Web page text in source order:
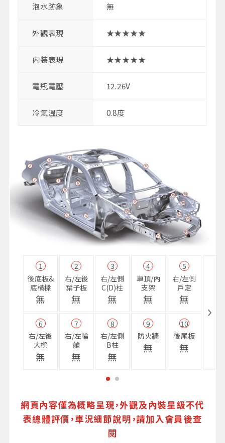
泡水跡象 無
外觀表現 ★★★★★
内装表現 ★★★★★
電瓶電壓 12.26V
冷氣溫度 0.8度
1
後底板&
底橫樑
無
2
右/左後
葉子板
無
3
右/左側
C(D)柱
無
4
車頂/內
支架
無
5
右/左側
戶定
無
6
右/左後
大樑
無
7
右/左輪
艙
無
8
右/左側
B柱
無
9
防火牆
無
10
後尾板
無
網頁內容僅為概略呈現，外觀及內裝星級不代
表總體評價，車況細節說明，請加入會員後查
閱